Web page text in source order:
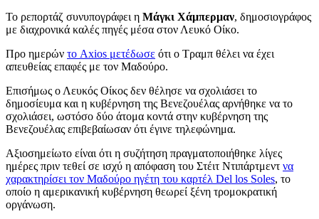
Το ρεπορτάζ συνυπογράφει η Μάγκι Χάμπερμαν, δημοσιογράφος
με διαχρονικά καλές πηγές μέσα στον Λευκό Οίκο.
Προ ημερών το Axios μετέδωσε ότι ο Τραμπ θέλει να έχει
απευθείας επαφές με τον Μαδούρο.
Επισήμως ο Λευκός Οίκος δεν θέλησε να σχολιάσει το
δημοσίευμα και η κυβέρνηση της Βενεζουέλας αρνήθηκε να το
σχολιάσει, ωστόσο δύο άτομα κοντά στην κυβέρνηση της
Βενεζουέλας επιβεβαίωσαν ότι έγινε τηλεφώνημα.
Αξιοσημείωτο είναι ότι η συζήτηση πραγματοποιήθηκε λίγες
ημέρες πριν τεθεί σε ισχύ η απόφαση του Στέιτ Ντιπάρτμεντ να
χαρακτηρίσει τον Μαδούρο ηγέτη του καρτέλ Del los Soles, το
οποίο η αμερικανική κυβέρνηση θεωρεί ξένη τρομοκρατική
οργάνωση.